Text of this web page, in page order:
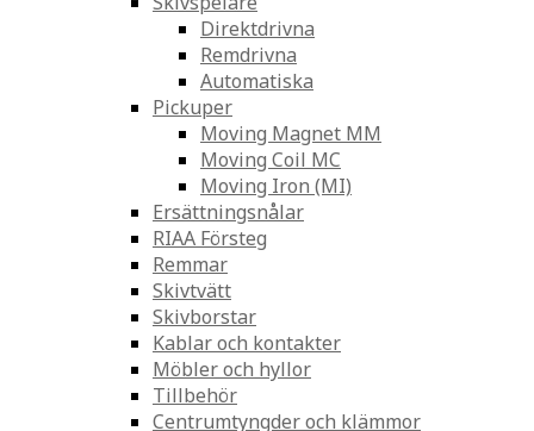
Direktdrivna
Remdrivna
Automatiska
Pickuper
Moving Magnet MM
Moving Coil MC
Moving Iron (MI)
Ersättningsnålar
RIAA Försteg
Remmar
Skivtvätt
Skivborstar
Kablar och kontakter
Möbler och hyllor
Tillbehör
Centrumtyngder och klämmor